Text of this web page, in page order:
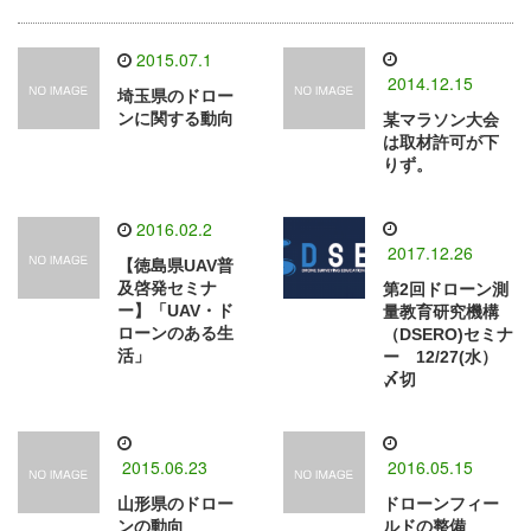
2015.07.1
埼玉県のドロー
ンに関する動向
2014.12.15
某マラソン大会
は取材許可が下
りず。
2016.02.2
【徳島県UAV普
及啓発セミナ
ー】「UAV・ド
ローンのある生
活」
2017.12.26
第2回ドローン測
量教育研究機構
（DSERO)セミナ
ー 12/27(水）
〆切
2015.06.23
山形県のドロー
ンの動向
2016.05.15
ドローンフィー
ルドの整備